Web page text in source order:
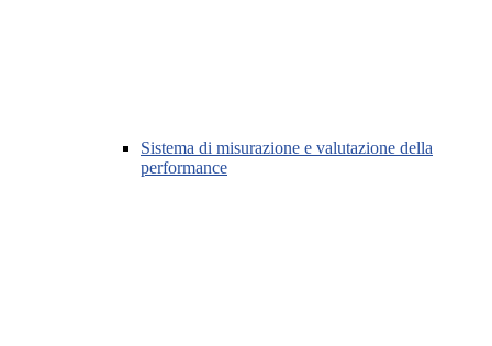
Sistema di misurazione e valutazione della
performance